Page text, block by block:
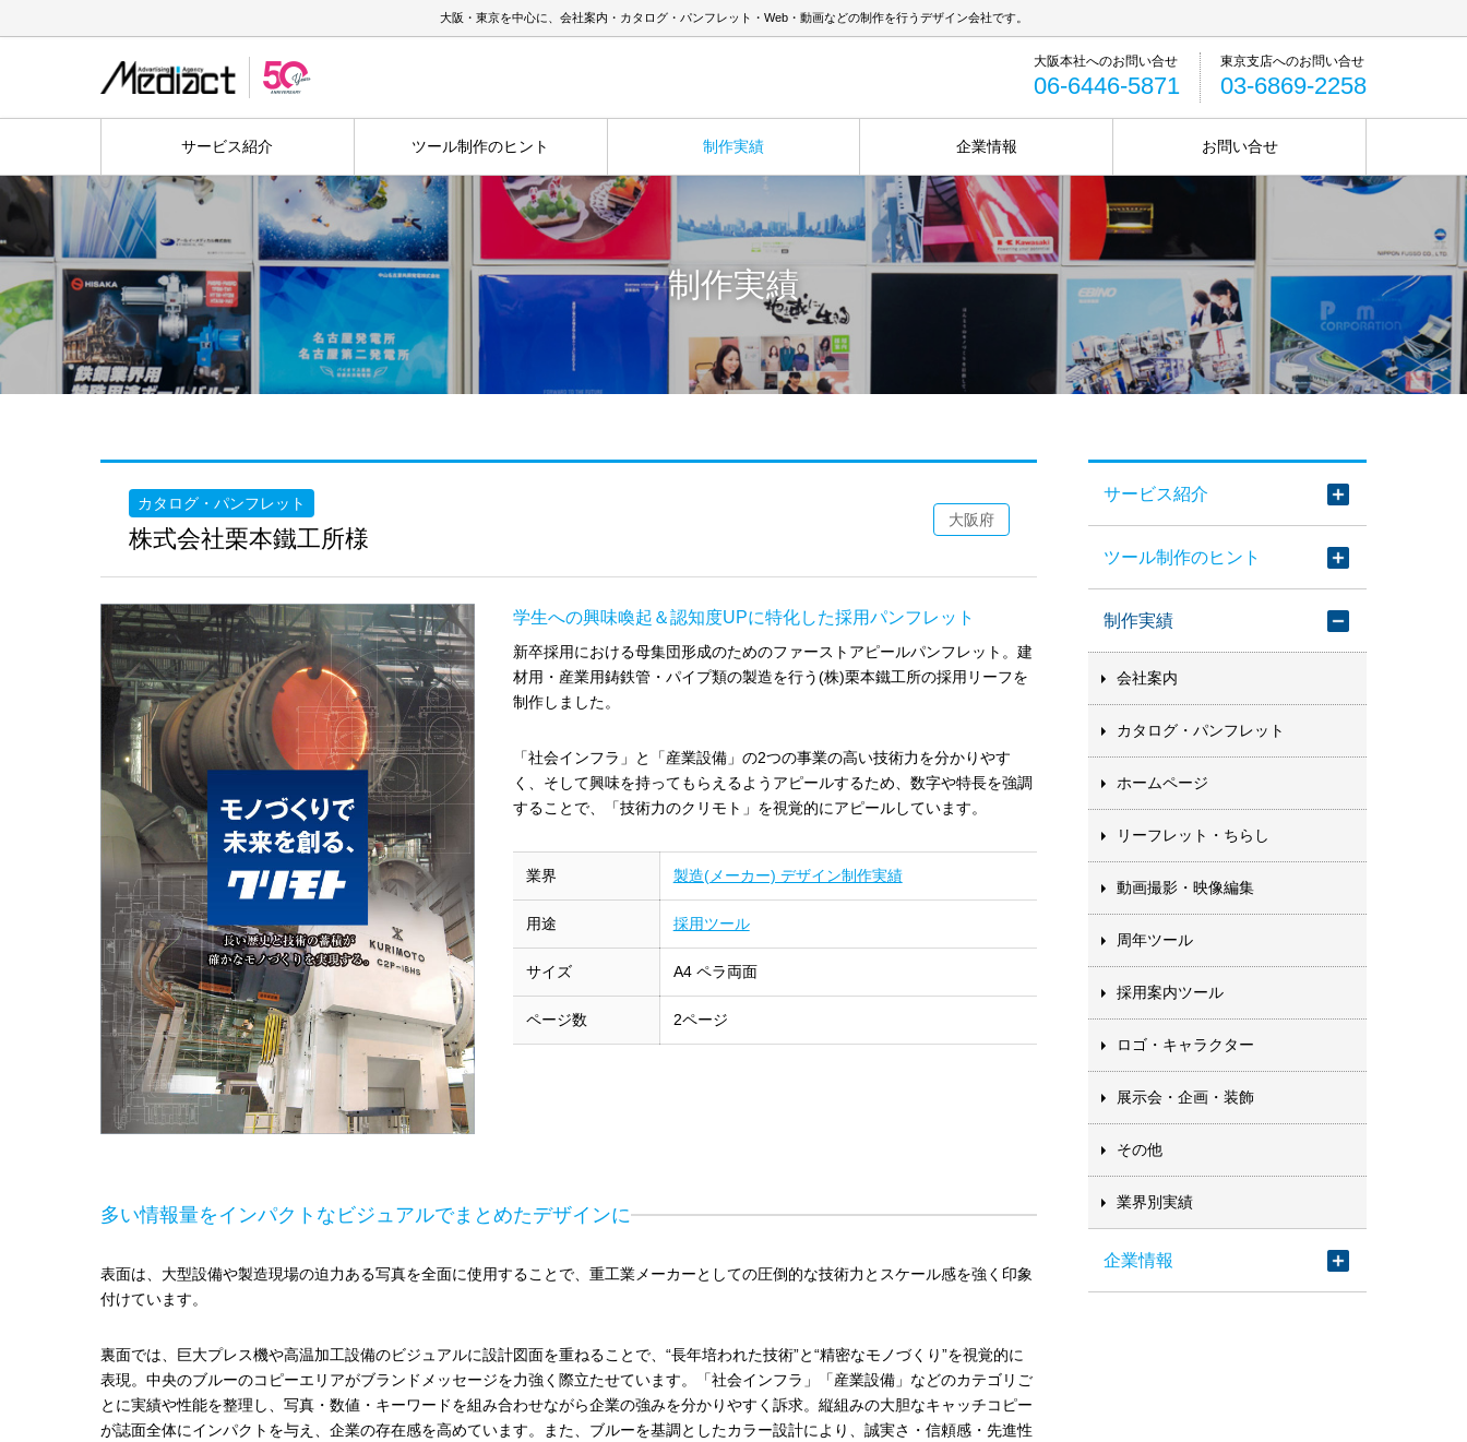
大阪・東京を中心に、会社案内・カタログ・パンフレット・Web・動画などの制作を行うデザイン会社です。
06-6446-5871 03-6869-2258
サービス紹介 ツール制作のヒント 制作実績 企業情報 お問い合せ
制作実績
カタログ・パンフレット
株式会社栗本鐵工所様
大阪府
学生への興味喚起＆認知度UPに特化した採用パンフレット
新卒採用における母集団形成のためのファーストアピールパンフレット。建
材用・産業用鋳鉄管・パイプ類の製造を行う(株)栗本鐵工所の採用リーフを
制作しました。
「社会インフラ」と「産業設備」の2つの事業の高い技術力を分かりやす
く、そして興味を持ってもらえるようアピールするため、数字や特長を強調
することで、「技術力のクリモト」を視覚的にアピールしています。
業界 製造(メーカー) デザイン制作実績
用途 採用ツール
サイズ A4 ペラ両面
ページ数 2ページ
多い情報量をインパクトなビジュアルでまとめたデザインに
表面は、大型設備や製造現場の迫力ある写真を全面に使用することで、重工業メーカーとしての圧倒的な技術力とスケール感を強く印象
付けています。
裏面では、巨大プレス機や高温加工設備のビジュアルに設計図面を重ねることで、“長年培われた技術”と“精密なモノづくり”を視覚的に
表現。中央のブルーのコピーエリアがブランドメッセージを力強く際立たせています。「社会インフラ」「産業設備」などのカテゴリご
とに実績や性能を整理し、写真・数値・キーワードを組み合わせながら企業の強みを分かりやすく訴求。縦組みの大胆なキャッチコピー
が誌面全体にインパクトを与え、企業の存在感を高めています。また、ブルーを基調としたカラー設計により、誠実さ・信頼感・先進性
サービス紹介
ツール制作のヒント
制作実績
会社案内
カタログ・パンフレット
ホームページ
リーフレット・ちらし
動画撮影・映像編集
周年ツール
採用案内ツール
ロゴ・キャラクター
展示会・企画・装飾
その他
業界別実績
企業情報